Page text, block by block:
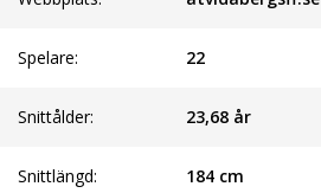
Spelare: 22
Snittålder: 23,68 år
Snittlängd: 184 cm